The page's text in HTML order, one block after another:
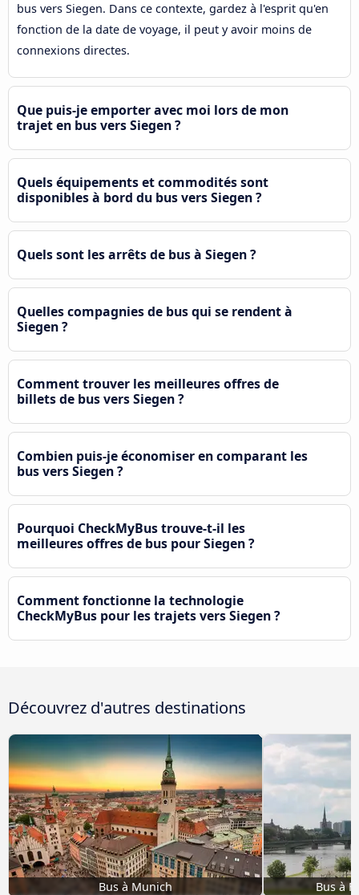
bus vers Siegen. Dans ce contexte, gardez à l'esprit qu'en
fonction de la date de voyage, il peut y avoir moins de
connexions directes.
Que puis-je emporter avec moi lors de mon
trajet en bus vers Siegen ?
Quels équipements et commodités sont
disponibles à bord du bus vers Siegen ?
Quels sont les arrêts de bus à Siegen ?
Quelles compagnies de bus qui se rendent à
Siegen ?
Comment trouver les meilleures offres de
billets de bus vers Siegen ?
Combien puis-je économiser en comparant les
bus vers Siegen ?
Pourquoi CheckMyBus trouve-t-il les
meilleures offres de bus pour Siegen ?
Comment fonctionne la technologie
CheckMyBus pour les trajets vers Siegen ?
Découvrez d'autres destinations
Bus à Munich Bus à